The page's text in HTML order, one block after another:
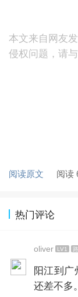
本文来自网友
侵权问题，请
阅读原文 阅读
热门评论
oliver LV1
阳江到广
还差不多。